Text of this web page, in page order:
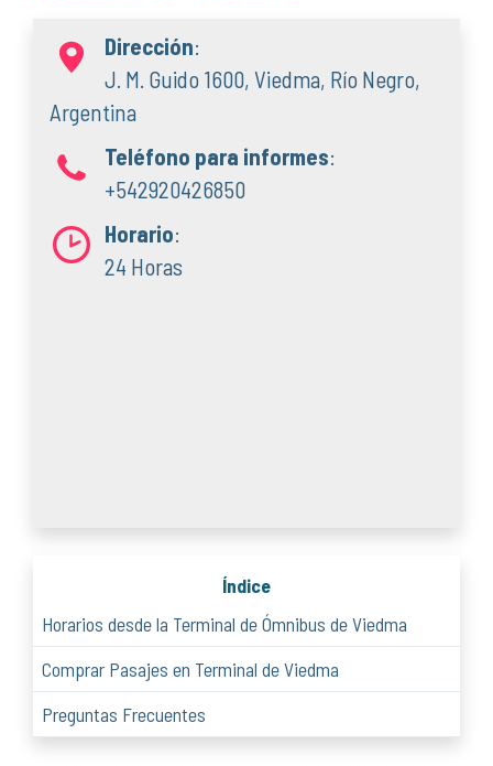
Dirección:
J. M. Guido 1600, Viedma, Río Negro,
Argentina
Teléfono para informes:
+542920426850
Horario:
24 Horas
Índice
Horarios desde la Terminal de Ómnibus de Viedma
Comprar Pasajes en Terminal de Viedma
Preguntas Frecuentes